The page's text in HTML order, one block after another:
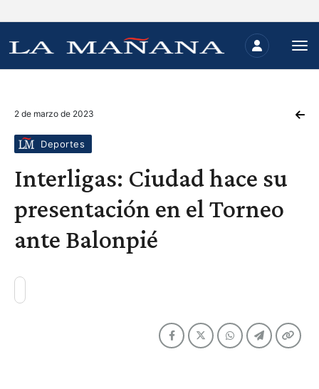
2 de marzo de 2023
Deportes
Interligas: Ciudad hace su
presentación en el Torneo
ante Balonpié